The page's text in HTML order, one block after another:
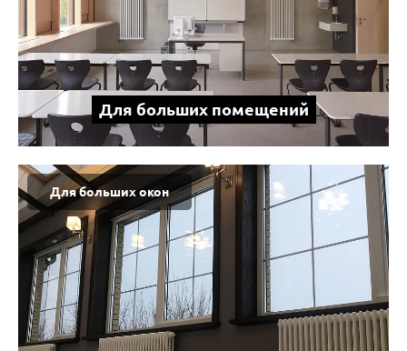
Для больших помещений
Для больших окон